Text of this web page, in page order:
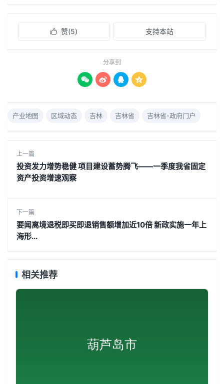
 赞(5) 支持本站
分享到
   
产业地图 区域动态 吉林 吉林省 吉林省-政府门户
上一篇
投资发力增势稳健 项目建设蓄势腾飞——一季度我省固定
资产投资增速观察
下一篇
要闻离境退税即买即退销售额增加近10倍 新政实施一年上
海形...
相关推荐